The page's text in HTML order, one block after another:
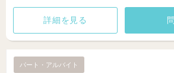
詳細を見る
パート・アルバイト